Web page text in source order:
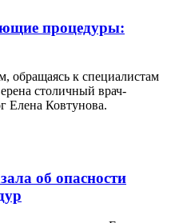
процедуры:
обращаясь к специалистам
столичный врач-
Елена Ковтунова.
об опасности